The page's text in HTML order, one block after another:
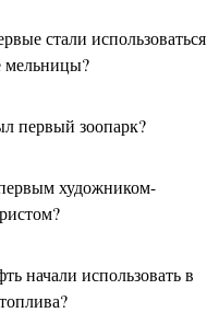
стали использоваться
мельницы?
первый зоопарк?
художником-
начали использовать в